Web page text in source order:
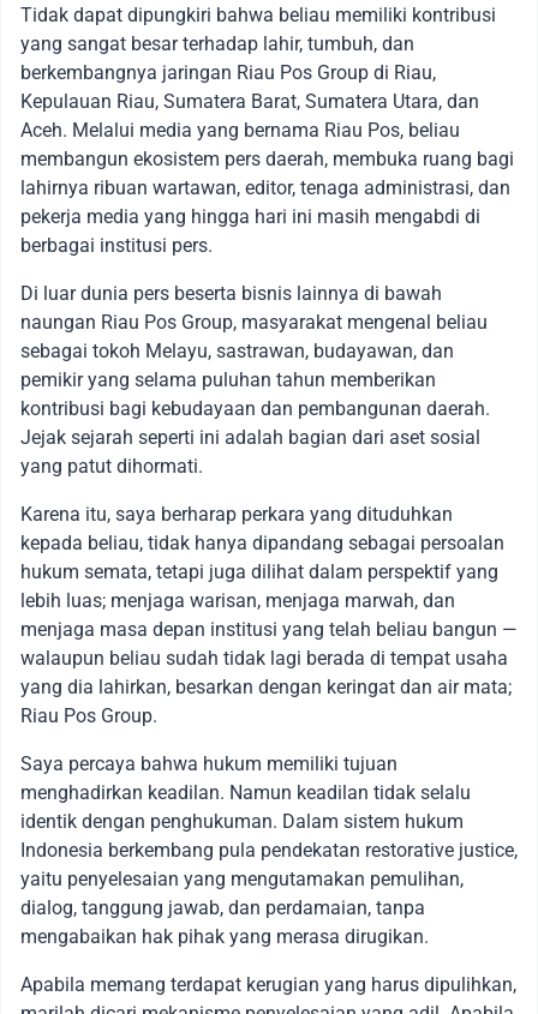
Tidak dapat dipungkiri bahwa beliau memiliki kontribusi
yang sangat besar terhadap lahir, tumbuh, dan
berkembangnya jaringan Riau Pos Group di Riau,
Kepulauan Riau, Sumatera Barat, Sumatera Utara, dan
Aceh. Melalui media yang bernama Riau Pos, beliau
membangun ekosistem pers daerah, membuka ruang bagi
lahirnya ribuan wartawan, editor, tenaga administrasi, dan
pekerja media yang hingga hari ini masih mengabdi di
berbagai institusi pers.
Di luar dunia pers beserta bisnis lainnya di bawah
naungan Riau Pos Group, masyarakat mengenal beliau
sebagai tokoh Melayu, sastrawan, budayawan, dan
pemikir yang selama puluhan tahun memberikan
kontribusi bagi kebudayaan dan pembangunan daerah.
Jejak sejarah seperti ini adalah bagian dari aset sosial
yang patut dihormati.
Karena itu, saya berharap perkara yang dituduhkan
kepada beliau, tidak hanya dipandang sebagai persoalan
hukum semata, tetapi juga dilihat dalam perspektif yang
lebih luas; menjaga warisan, menjaga marwah, dan
menjaga masa depan institusi yang telah beliau bangun —
walaupun beliau sudah tidak lagi berada di tempat usaha
yang dia lahirkan, besarkan dengan keringat dan air mata;
Riau Pos Group.
Saya percaya bahwa hukum memiliki tujuan
menghadirkan keadilan. Namun keadilan tidak selalu
identik dengan penghukuman. Dalam sistem hukum
Indonesia berkembang pula pendekatan restorative justice,
yaitu penyelesaian yang mengutamakan pemulihan,
dialog, tanggung jawab, dan perdamaian, tanpa
mengabaikan hak pihak yang merasa dirugikan.
Apabila memang terdapat kerugian yang harus dipulihkan,